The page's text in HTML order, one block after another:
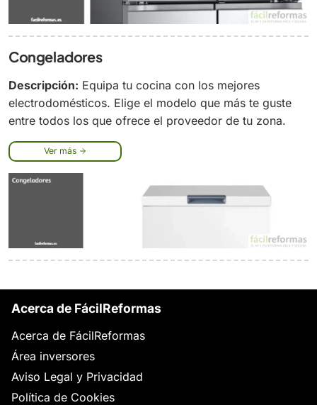
Congeladores
Descripción: Equipa tu cocina con los mejores
electrodomésticos. Elige el modelo que más te guste
entre todos los que ofrece el proveedor de tu zona.
Ver más
Acerca de FácilReformas
Acerca de FácilReformas
Área inversores
Aviso Legal y Privacidad
Política de Cookies